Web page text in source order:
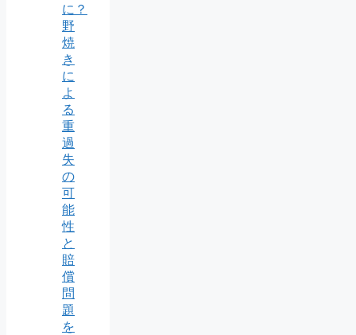
に？
野
焼
き
に
よ
る
重
過
失
の
可
能
性
と
賠
償
問
題
を